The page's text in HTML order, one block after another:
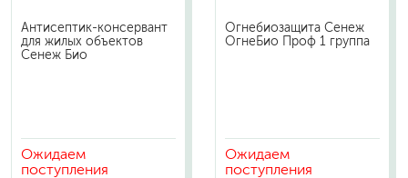
Антисептик-консервант
для жилых объектов
Сенеж Био
Ожидаем
поступления
Огнебиозащита Сенеж
ОгнеБио Проф 1 группа
Ожидаем
поступления